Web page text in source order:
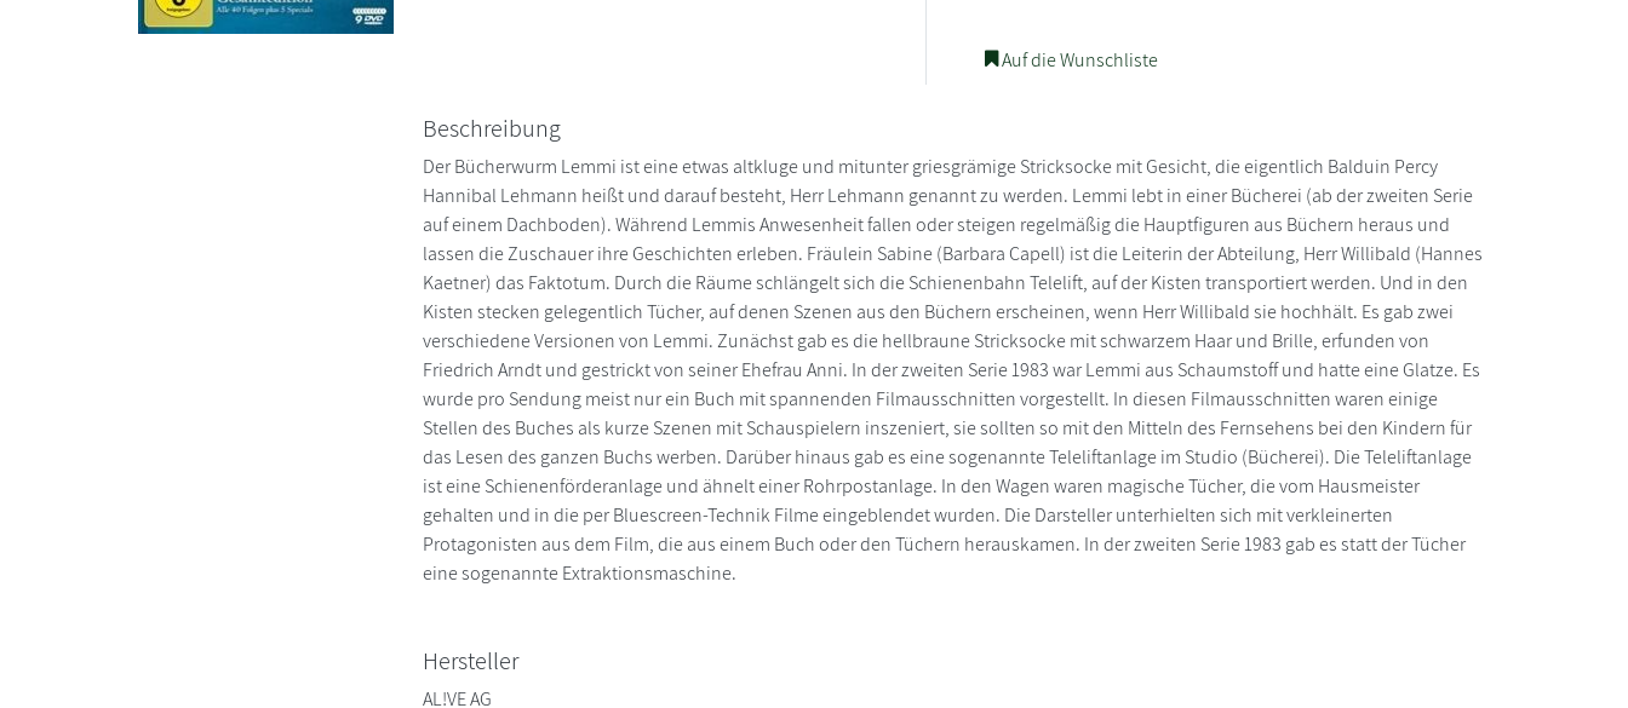
Auf die Wunschliste
Beschreibung
Der Bücherwurm Lemmi ist eine etwas altkluge und mitunter griesgrämige Stricksocke mit Gesicht, die eigentlich Balduin Percy
Hannibal Lehmann heißt und darauf besteht, Herr Lehmann genannt zu werden. Lemmi lebt in einer Bücherei (ab der zweiten Serie
auf einem Dachboden). Während Lemmis Anwesenheit fallen oder steigen regelmäßig die Hauptfiguren aus Büchern heraus und
lassen die Zuschauer ihre Geschichten erleben. Fräulein Sabine (Barbara Capell) ist die Leiterin der Abteilung, Herr Willibald (Hannes
Kaetner) das Faktotum. Durch die Räume schlängelt sich die Schienenbahn Telelift, auf der Kisten transportiert werden. Und in den
Kisten stecken gelegentlich Tücher, auf denen Szenen aus den Büchern erscheinen, wenn Herr Willibald sie hochhält. Es gab zwei
verschiedene Versionen von Lemmi. Zunächst gab es die hellbraune Stricksocke mit schwarzem Haar und Brille, erfunden von
Friedrich Arndt und gestrickt von seiner Ehefrau Anni. In der zweiten Serie 1983 war Lemmi aus Schaumstoff und hatte eine Glatze. Es
wurde pro Sendung meist nur ein Buch mit spannenden Filmausschnitten vorgestellt. In diesen Filmausschnitten waren einige
Stellen des Buches als kurze Szenen mit Schauspielern inszeniert, sie sollten so mit den Mitteln des Fernsehens bei den Kindern für
das Lesen des ganzen Buchs werben. Darüber hinaus gab es eine sogenannte Teleliftanlage im Studio (Bücherei). Die Teleliftanlage
ist eine Schienenförderanlage und ähnelt einer Rohrpostanlage. In den Wagen waren magische Tücher, die vom Hausmeister
gehalten und in die per Bluescreen-Technik Filme eingeblendet wurden. Die Darsteller unterhielten sich mit verkleinerten
Protagonisten aus dem Film, die aus einem Buch oder den Tüchern herauskamen. In der zweiten Serie 1983 gab es statt der Tücher
eine sogenannte Extraktionsmaschine.
Hersteller
AL!VE AG